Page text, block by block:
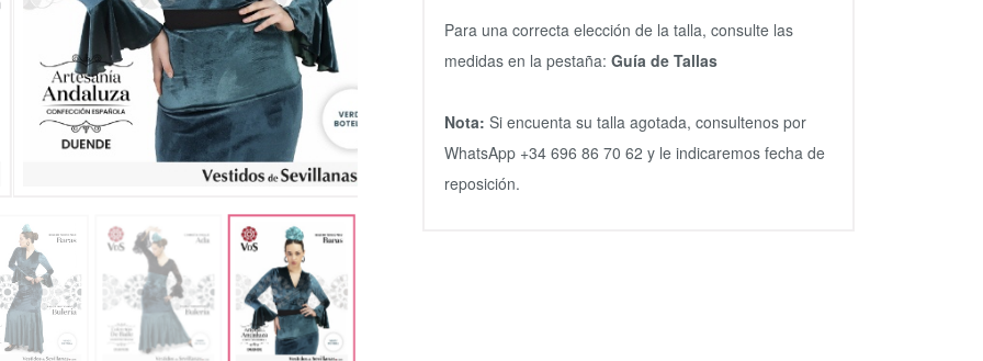
Para una correcta elección de la talla, consulte las
medidas en la pestaña:Guía de Tallas
Nota: Si encuenta su talla agotada, consultenos por
WhatsApp +34 696 86 70 62 y le indicaremos fecha de
reposición.